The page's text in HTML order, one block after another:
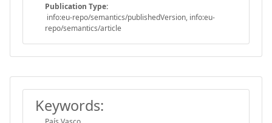
Publication Type:
info:eu-repo/semantics/publishedVersion, info:eu-
repo/semantics/article
Keywords: